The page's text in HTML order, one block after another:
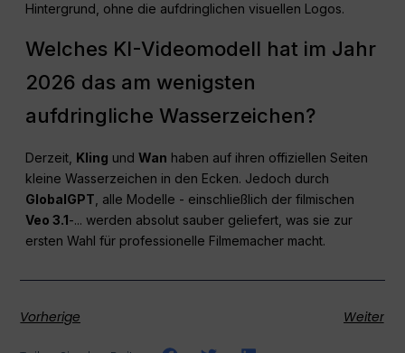
Hintergrund, ohne die aufdringlichen visuellen Logos.
Welches KI-Videomodell hat im Jahr
2026 das am wenigsten
aufdringliche Wasserzeichen?
Derzeit, Kling undWan haben auf ihren offiziellen Seiten
kleine Wasserzeichen in den Ecken. Jedoch durch
GlobalGPT , alle Modelle - einschließlich der filmischen
Veo 3.1-... werden absolut sauber geliefert, was sie zur
ersten Wahl für professionelle Filmemacher macht.
Vorherige Weiter